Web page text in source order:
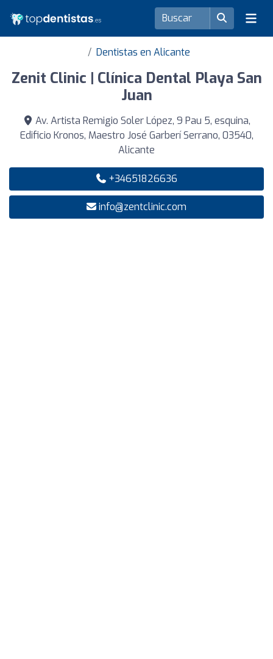
Dentistas en Alicante
Zenit Clinic | Clínica Dental Playa San
Juan
Av. Artista Remigio Soler López, 9 Pau 5, esquina,
Edificio Kronos, Maestro José Garberí Serrano, 03540,
Alicante
+34651826636
info@zentclinic.com